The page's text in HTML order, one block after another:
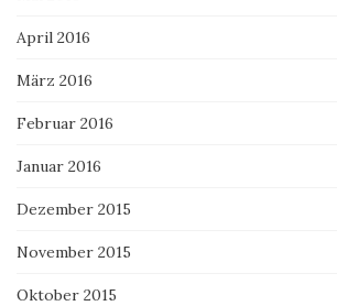
April 2016
März 2016
Februar 2016
Januar 2016
Dezember 2015
November 2015
Oktober 2015